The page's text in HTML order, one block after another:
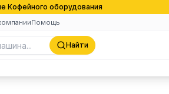
Кофейного оборудования
Помощь
Найти